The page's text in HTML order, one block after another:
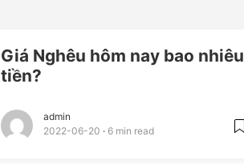
Giá Nghêu hôm nay bao nhiêu
tiền?
admin
2022-06-20
6 min read